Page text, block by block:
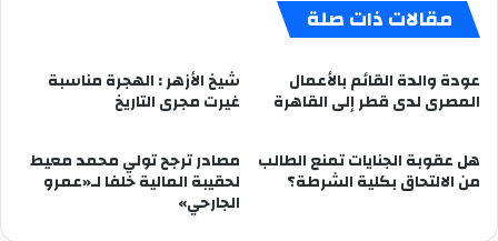
مقالات ذات صلة
عودة والدة القائم بالأعمال
المصرى لدى قطر إلى القاهرة
شيخ الأزهر : الهجرة مناسبة
غيرت مجرى التاريخ
هل عقوبة الجنايات تمنع الطالب
من الالتحاق بكلية الشرطة؟
مصادر ترجح تولي محمد معيط
لحقيبة المالية خلفا لـ«عمرو
الجارحي»